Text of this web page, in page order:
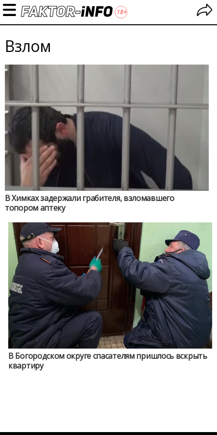
Взлом
В Химках задержали грабителя, взломавшего
топором аптеку
В Богородском округе спасателям пришлось вскрыть
квартиру